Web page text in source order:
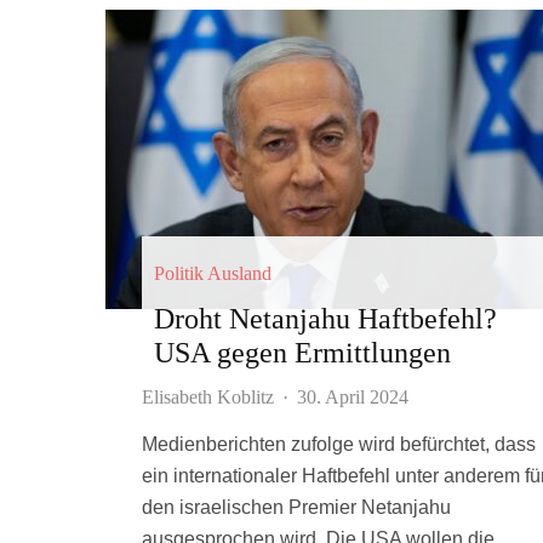
Politik Ausland
Droht Netanjahu Haftbefehl?
USA gegen Ermittlungen
Elisabeth Koblitz · 30. April 2024
Medienberichten zufolge wird befürchtet, dass
ein internationaler Haftbefehl unter anderem
den israelischen Premier Netanjahu
ausgesprochen wird. Die USA wollen die